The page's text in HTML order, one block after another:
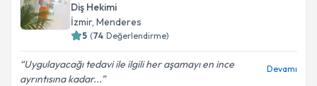
Diş Hekimi
İzmir, Menderes
5 (74 Değerlendirme)
Uygulayacağı tedavi ile ilgili her aşamayı en ince
ayrıntısına kadar...
Devamı